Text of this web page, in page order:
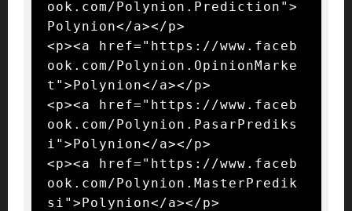
ook.com/Polynion.Prediction">
Polynion</a></p>
<p><a href="https://www.faceb
ook.com/Polynion.OpinionMarke
t">Polynion</a></p>
<p><a href="https://www.faceb
ook.com/Polynion.PasarPrediks
i">Polynion</a></p>
<p><a href="https://www.faceb
ook.com/Polynion.MasterPredik
si">Polynion</a></p>